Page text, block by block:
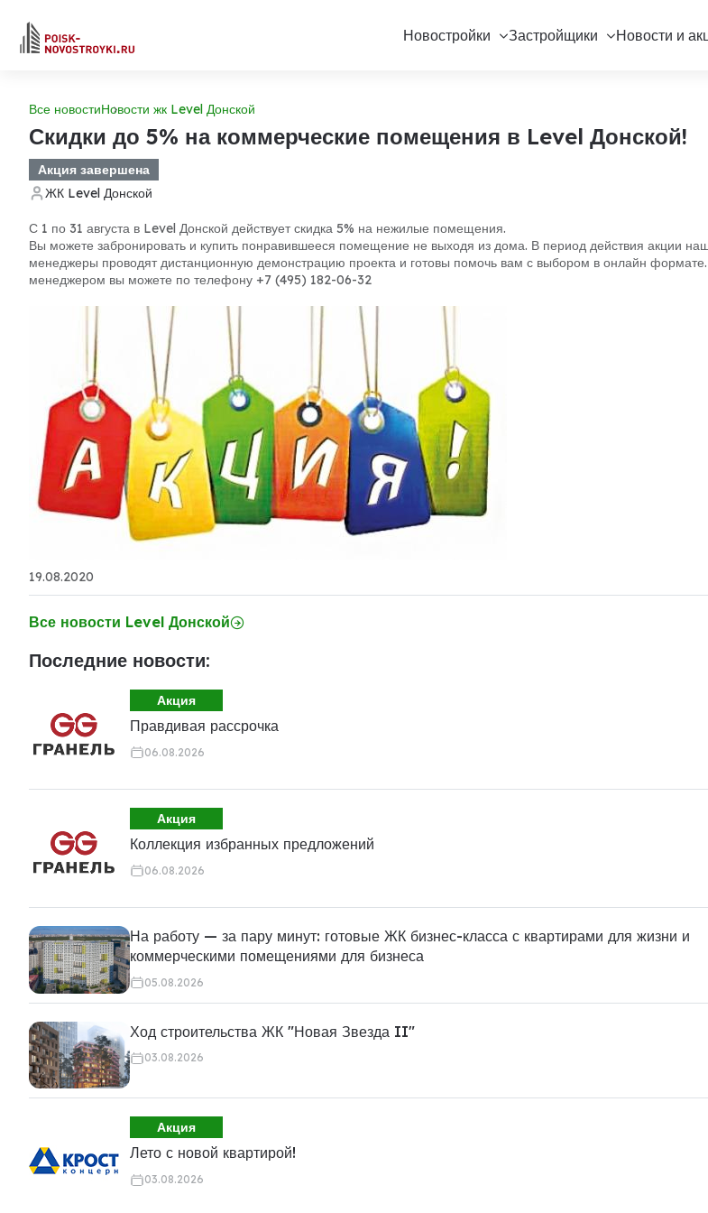
Новостройки Застройщики Новости и
Все новостиНовости жк Level Донской
Скидки до 5% на коммерческие помещения в Level Донской!
Акция завершена
ЖК Level Донской
С 1 по 31 августа в Level Донской действует скидка 5% на нежилые помещения.
Вы можете забронировать и купить понравившееся помещение не выходя из дома. В период действия акции
менеджеры проводят дистанционную демонстрацию проекта и готовы помочь вам с выбором в онлайн формате.
менеджером вы можете по телефону +7 (495) 182-06-32
19.08.2020
Все новости Level Донской
Последние новости:
Акция
Правдивая рассрочка
06.08.2026
Акция
Коллекция избранных предложений
06.08.2026
На работу — за пару минут: готовые ЖК бизнес-класса с квартирами для жизни и
коммерческими помещениями для бизнеса
05.08.2026
Ход строительства ЖК "Новая Звезда II"
03.08.2026
Акция
Лето с новой квартирой!
03.08.2026